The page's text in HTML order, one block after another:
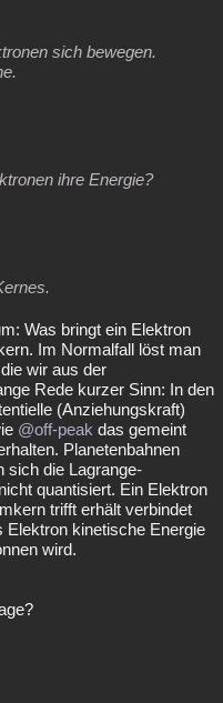
sich bewegen.
ihre Energie?
Was bringt ein Elektron
Im Normalfall löst man
wir aus der
Rede kurzer Sinn: In den
(Anziehungskraft)
@off-peak das gemeint
Planetenbahnen
sich die Lagrange-
quantisiert. Ein Elektron
trifft erhält verbindet
Elektron kinetische Energie
wird.